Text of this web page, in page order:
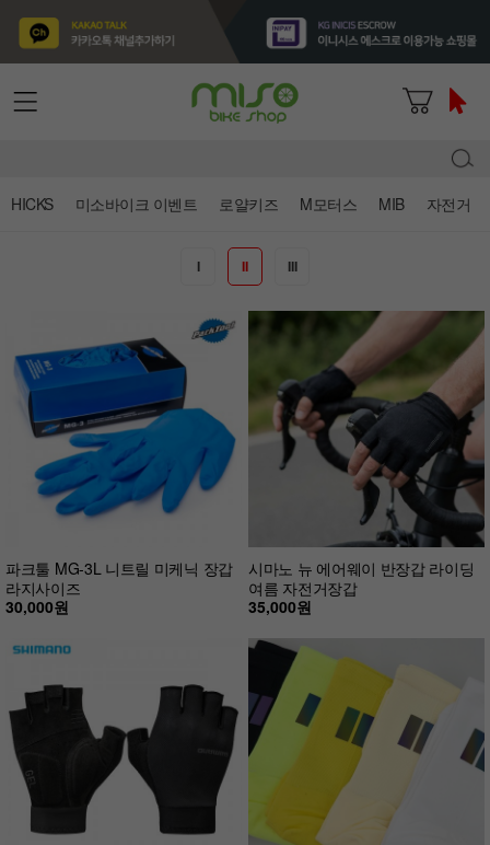
HICKS 미소바이크 이벤트 로얄키즈 M모터스 MIB 자전거
I II III
파크툴 MG-3L 니트릴 미케닉 장갑
라지사이즈
30,000원
시마노 뉴 에어웨이 반장갑 라이딩
여름 자전거장갑
35,000원